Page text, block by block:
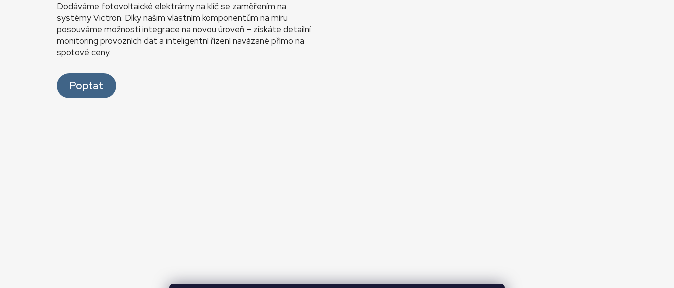
Dodáváme fotovoltaické elektrárny na klíč se zaměřením na
systémy Victron. Díky našim vlastním komponentům na míru
posouváme možnosti integrace na novou úroveň – získáte detailní
monitoring provozních dat a inteligentní řízení navázané přímo na
spotové ceny.
Poptat